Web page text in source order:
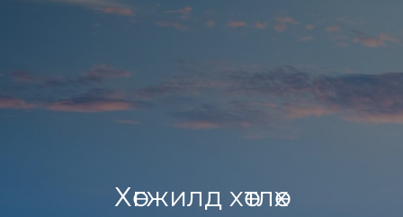
Хөгжилд хөтлөх